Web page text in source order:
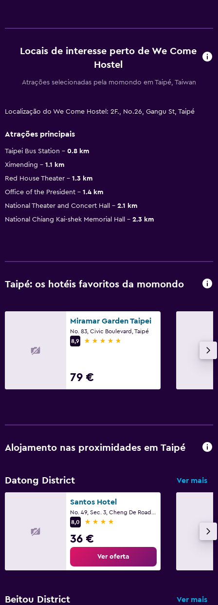
Locais de interesse perto de We Come
Hostel
Atrações selecionadas pela momondo em Taipé, Taiwan
Localização do We Come Hostel: 2F., No.26, Gangu St, Taipé
Atrações principais
Taipei Bus Station
0.8 km
Ximending
1.1 km
Red House Theater
1.3 km
Office of the President
1.4 km
National Theater and Concert Hall
2.1 km
National Chiang Kai-shek Memorial Hall
2.3 km
Taipé: os hotéis favoritos da momondo
Miramar Garden Taipei
No. 83, Civic Boulevard, Taipé
8,9
5 estrelas
79 €
Alojamento nas proximidades em Taipé
Datong District Ver mais
Santos Hotel
8,0
4 estrelas
36 €
Ver oferta
Beitou District Ver mais